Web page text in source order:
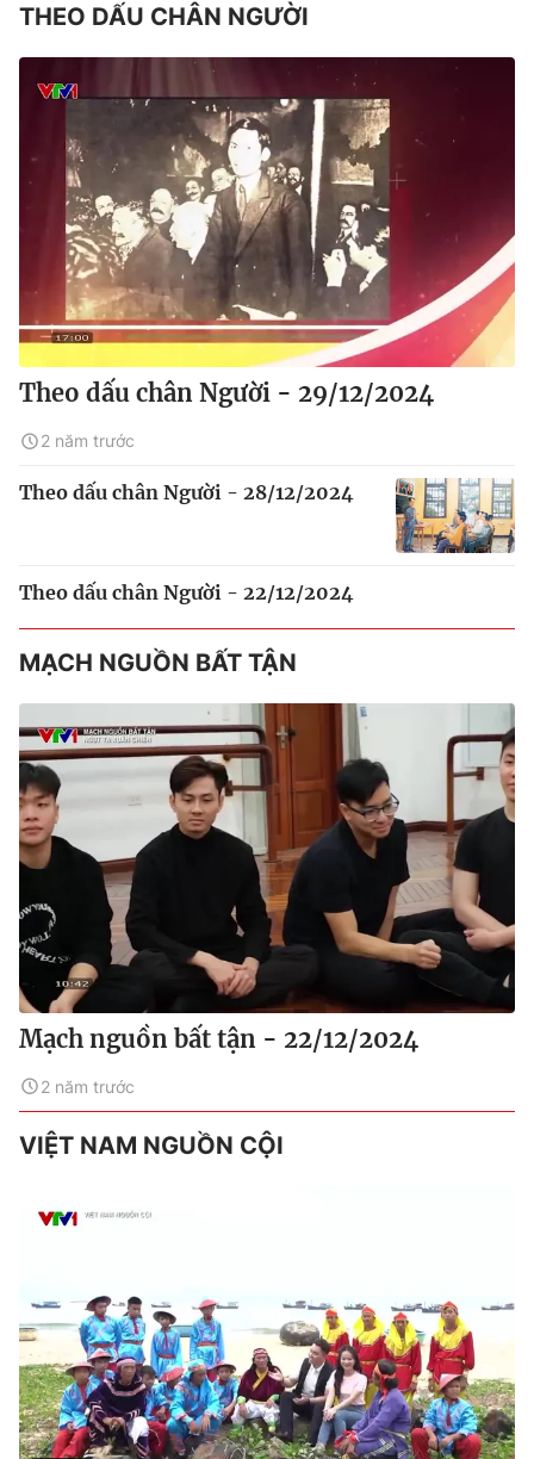
THEO DẤU CHÂN NGƯỜI
Theo dấu chân Người - 29/12/2024
2 năm trước
Theo dấu chân Người - 28/12/2024
Theo dấu chân Người - 22/12/2024
MẠCH NGUỒN BẤT TẬN
Mạch nguồn bất tận - 22/12/2024
2 năm trước
VIỆT NAM NGUỒN CỘI